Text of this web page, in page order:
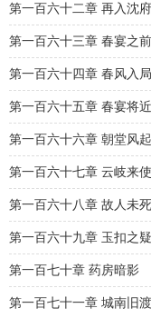
第一百六十二章 再入沈府
第一百六十三章 春宴之前
第一百六十四章 春风入局
第一百六十五章 春宴将近
第一百六十六章 朝堂风起
第一百六十七章 云岐来使
第一百六十八章 故人未死
第一百六十九章 玉扣之疑
第一百七十章 药房暗影
第一百七十一章 城南旧渡